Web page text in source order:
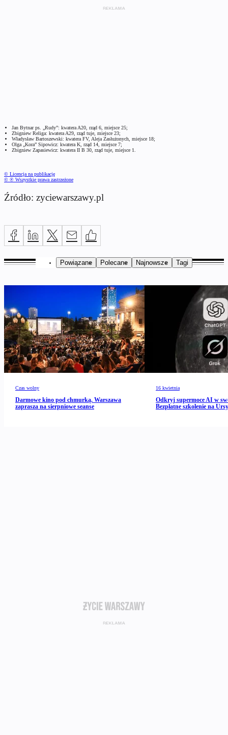
Jan Bytnar ps. „Rudy”: kwatera A20, rząd 6, miejsce 25;
Zbigniew Religa: kwatera A29, rząd tuje, miejsce 23;
Władysław Bartoszewski: kwatera FV, Aleja Zasłużonych, miejsce 18;
Olga „Kora” Sipowicz: kwatera K, rząd 14, miejsce 7;
Zbigniew Zapasiewicz: kwatera II B 30, rząd tuje, miejsce 1.
© Licencja na publikację
© ℗ Wszystkie prawa zastrzeżone
Źródło: zyciewarszawy.pl
Powiązane Polecane Najnowsze Tagi
Czas wolny
Darmowe kino pod chmurką. Warszawa
zaprasza na sierpniowe seanse
16 kwietnia
Odkryj supermoce AI w
Bezpłatne szkolenie na